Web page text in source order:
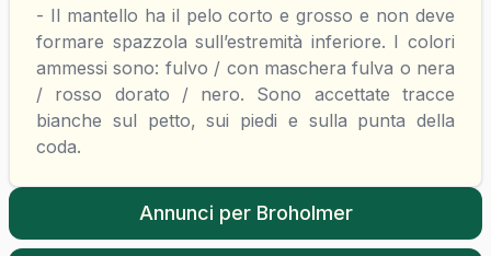
Annunci per Broholmer
- Il mantello ha il pelo corto e grosso e non deve
formare spazzola sull’estremità inferiore. I colori
ammessi sono: fulvo / con maschera fulva o nera
/ rosso dorato / nero. Sono accettate tracce
bianche sul petto, sui piedi e sulla punta della
coda.